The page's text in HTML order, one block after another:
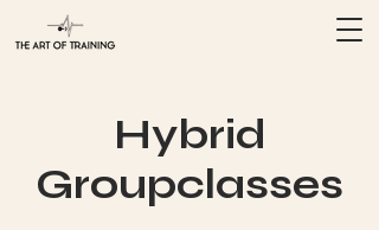
Hybrid
Groupclasses